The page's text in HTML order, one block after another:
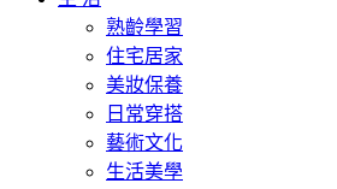
熟齡學習
住宅居家
美妝保養
日常穿搭
藝術文化
生活美學